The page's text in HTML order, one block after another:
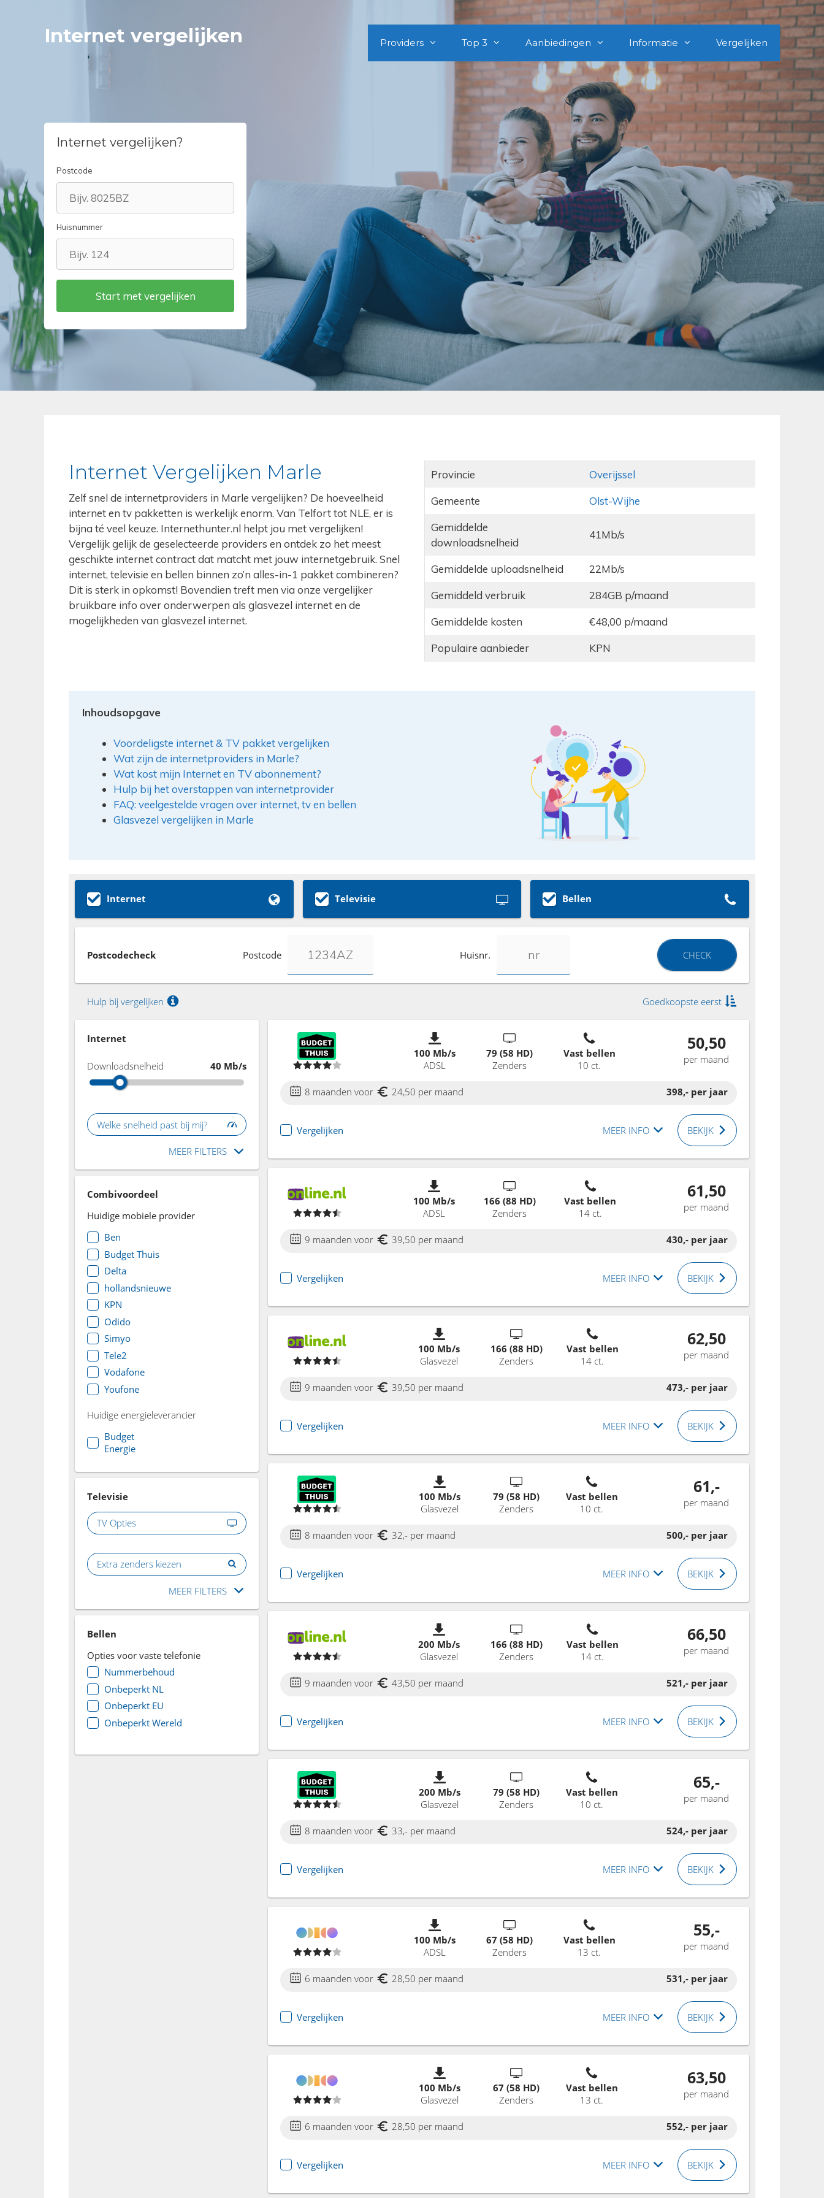
Internet vergelijken Providers Top 3 Aanbiedingen Informatie Vergelijken
Internet vergelijken?
Postcode
Huisnummer
Internet Vergelijken Marle
Zelf snel de internetproviders in Marle vergelijken? De hoeveelheid
internet en tv pakketten is werkelijk enorm. Van Telfort tot NLE, er is
bijna té veel keuze. Internethunter.nl helpt jou met vergelijken!
Vergelijk gelijk de geselecteerde providers en ontdek zo het meest
geschikte internet contract dat matcht met jouw internetgebruik. Snel
internet, televisie en bellen binnen zo’n alles-in-1 pakket combineren?
Dit is sterk in opkomst! Bovendien treft men via onze vergelijker
bruikbare info over onderwerpen als glasvezel internet en de
mogelijkheden van glasvezel internet.
Provincie Overijssel
Gemeente Olst-Wijhe
Gemiddelde
downloadsnelheid
41Mb/s
Gemiddelde uploadsnelheid 22Mb/s
Gemiddeld verbruik 284GB p/maand
Gemiddelde kosten €48,00 p/maand
Populaire aanbieder KPN
Inhoudsopgave
Voordeligste internet & TV pakket vergelijken
Wat zijn de internetproviders in Marle?
Wat kost mijn Internet en TV abonnement?
Hulp bij het overstappen van internetprovider
FAQ: veelgestelde vragen over internet, tv en bellen
Glasvezel vergelijken in Marle
Internet Televisie Bellen
Postcodecheck Postcode Huisnr. CHECK
Hulp bij vergelijken Goedkoopste eerst
Internet
Downloadsnelheid 40 Mb/s
Welke snelheid past bij mij?
MEER FILTERS
Combivoordeel
Huidige mobiele provider
Ben
Budget Thuis
Delta
hollandsnieuwe
KPN
Odido
Simyo
Tele2
Vodafone
Youfone
Huidige energieleverancier
Budget
Energie
Televisie
TV Opties
Extra zenders kiezen
MEER FILTERS
Bellen
Opties voor vaste telefonie
Nummerbehoud
Onbeperkt NL
Onbeperkt EU
Onbeperkt Wereld
100 Mb/s
ADSL
79 (58 HD)
Zenders
Vast bellen
10 ct.
50,50
per maand
8 maanden voor 24,50 per maand 398,- per jaar
Vergelijken MEER INFO BEKIJK
100 Mb/s
ADSL
166 (88 HD)
Zenders
Vast bellen
14 ct.
61,50
per maand
9 maanden voor 39,50 per maand 430,- per jaar
Vergelijken MEER INFO BEKIJK
100 Mb/s
Glasvezel
166 (88 HD)
Zenders
Vast bellen
14 ct.
62,50
per maand
9 maanden voor 39,50 per maand 473,- per jaar
Vergelijken MEER INFO BEKIJK
100 Mb/s
Glasvezel
79 (58 HD)
Zenders
Vast bellen
10 ct.
61,-
per maand
8 maanden voor 32,- per maand 500,- per jaar
Vergelijken MEER INFO BEKIJK
200 Mb/s
Glasvezel
166 (88 HD)
Zenders
Vast bellen
14 ct.
66,50
per maand
9 maanden voor 43,50 per maand 521,- per jaar
Vergelijken MEER INFO BEKIJK
200 Mb/s
Glasvezel
79 (58 HD)
Zenders
Vast bellen
10 ct.
65,-
per maand
8 maanden voor 33,- per maand 524,- per jaar
Vergelijken MEER INFO BEKIJK
100 Mb/s
ADSL
67 (58 HD)
Zenders
Vast bellen
13 ct.
55,-
per maand
6 maanden voor 28,50 per maand 531,- per jaar
Vergelijken MEER INFO BEKIJK
100 Mb/s
Glasvezel
67 (58 HD)
Zenders
Vast bellen
13 ct.
63,50
per maand
6 maanden voor 28,50 per maand 552,- per jaar
Vergelijken MEER INFO BEKIJK